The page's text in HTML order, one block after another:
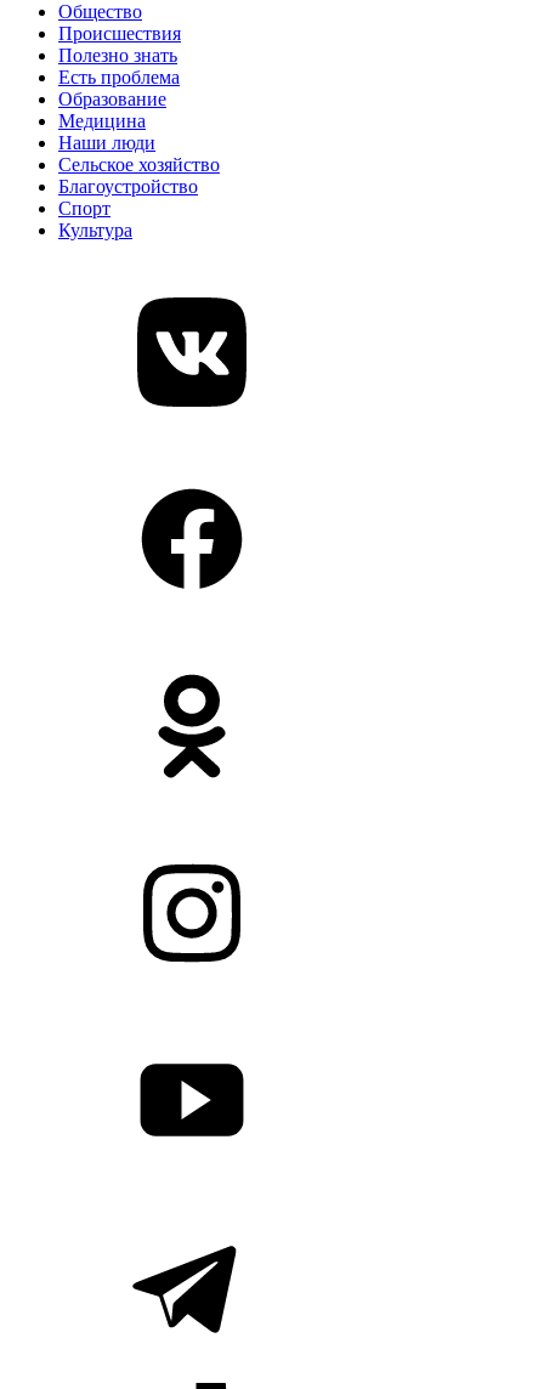
Общество
Происшествия
Полезно знать
Есть проблема
Образование
Медицина
Наши люди
Сельское хозяйство
Благоустройство
Спорт
Культура